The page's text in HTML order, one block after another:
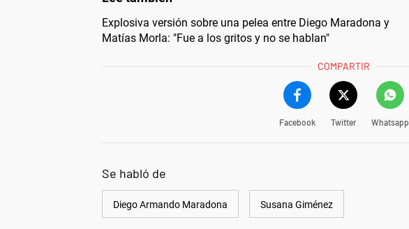
Explosiva versión sobre una pelea entre Diego Maradona y
Matías Morla: "Fue a los gritos y no se hablan"
COMPARTIR
Facebook Twitter Whatsapp
Se habló de
Diego Armando Maradona Susana Giménez